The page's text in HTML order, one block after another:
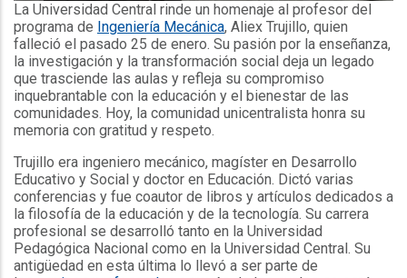
La Universidad Central rinde un homenaje al profesor del
programa de Ingeniería Mecánica, Aliex Trujillo, quien
falleció el pasado 25 de enero. Su pasión por la enseñanza,
la investigación y la transformación social deja un legado
que trasciende las aulas y refleja su compromiso
inquebrantable con la educación y el bienestar de las
comunidades. Hoy, la comunidad unicentralista honra su
memoria con gratitud y respeto.
Trujillo era ingeniero mecánico, magíster en Desarrollo
Educativo y Social y doctor en Educación. Dictó varias
conferencias y fue coautor de libros y artículos dedicados a
la filosofía de la educación y de la tecnología. Su carrera
profesional se desarrolló tanto en la Universidad
Pedagógica Nacional como en la Universidad Central. Su
antigüedad en esta última lo llevó a ser parte de